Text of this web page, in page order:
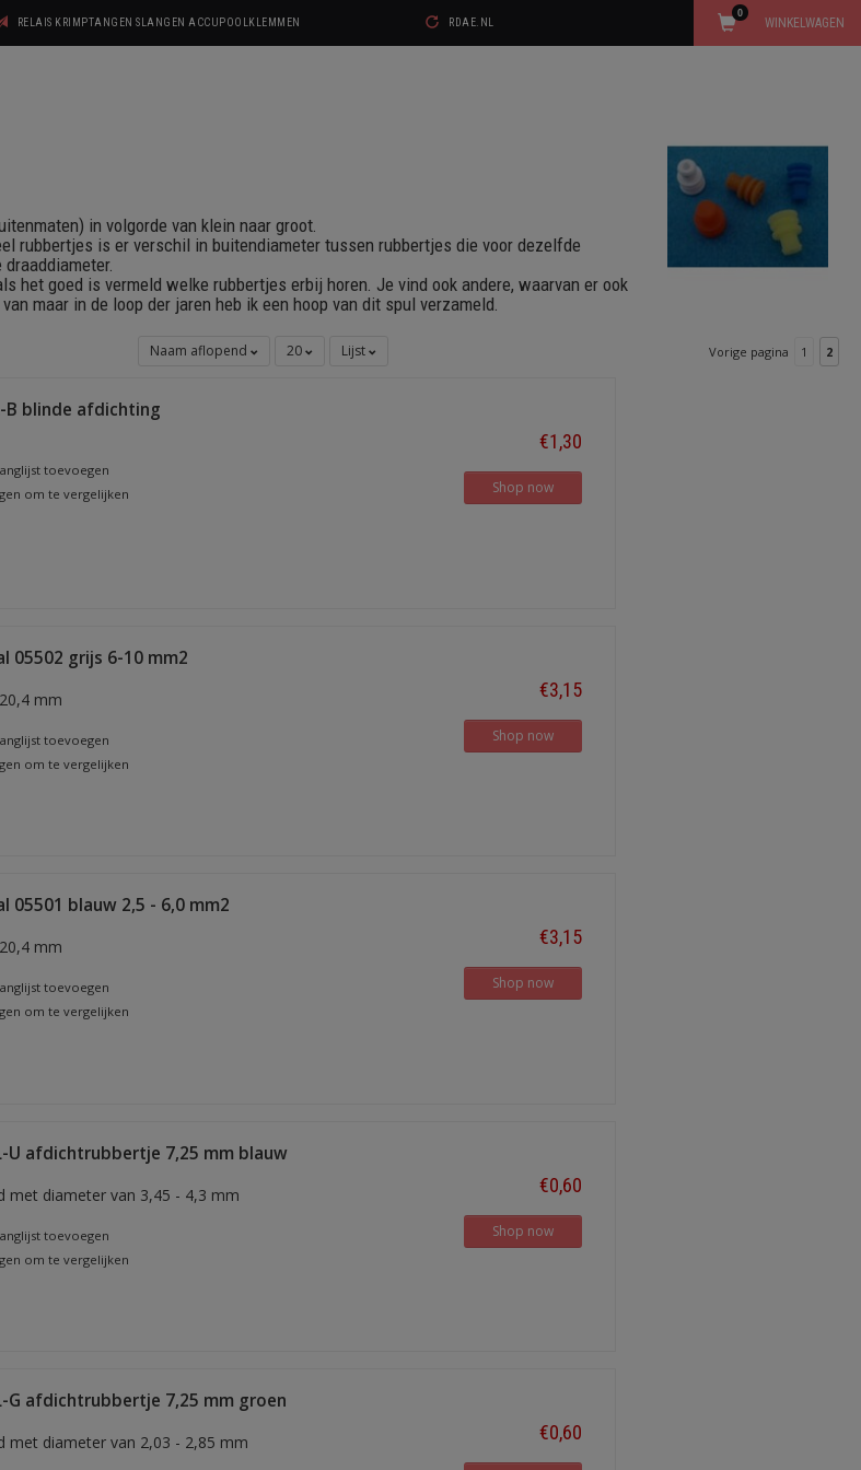
RELAIS KRIMPTANGEN SLANGEN ACCUPOOLKLEMMEN RDAE.NL WINKELWAGEN
0
in volgorde van klein naar groot.
rubbertjes is er verschil in buitendiameter tussen rubbertjes die voor dezelfde
het goed is vermeld welke rubbertjes erbij horen. Je vind ook andere, waarvan er ook
maar in de loop der jaren heb ik een hoop van dit spul verzameld.
Naam aflopend 20 Lijst Vorige pagina 1 2
B blinde afdichting
toevoegen
om te vergelijken
€1,30
Shop now
05502 grijs 6-10 mm2
mm
toevoegen
om te vergelijken
€3,15
Shop now
05501 blauw 2,5 - 6,0 mm2
mm
toevoegen
om te vergelijken
€3,15
Shop now
U afdichtrubbertje 7,25 mm blauw
met diameter van 3,45 - 4,3 mm
toevoegen
om te vergelijken
€0,60
Shop now
G afdichtrubbertje 7,25 mm groen
met diameter van 2,03 - 2,85 mm €0,60